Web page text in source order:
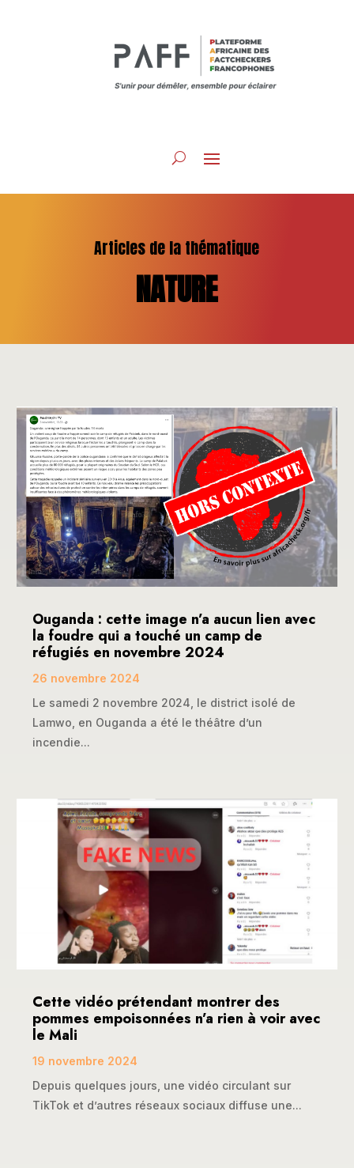
Articles de la thématique
NATURE
Ouganda : cette image n’a aucun lien avec
la foudre qui a touché un camp de
réfugiés en novembre 2024
26 novembre 2024
Le samedi 2 novembre 2024, le district isolé de
Lamwo, en Ouganda a été le théâtre d’un
incendie...
Cette vidéo prétendant montrer des
pommes empoisonnées n’a rien à voir avec
le Mali
19 novembre 2024
Depuis quelques jours, une vidéo circulant sur
TikTok et d’autres réseaux sociaux diffuse une...